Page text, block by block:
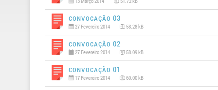
Convocação 03
27 Fevereiro 2014 58.28 kB
Convocação 02
27 Fevereiro 2014 58.09 kB
Convocação 01
17 Fevereiro 2014 60.00 kB